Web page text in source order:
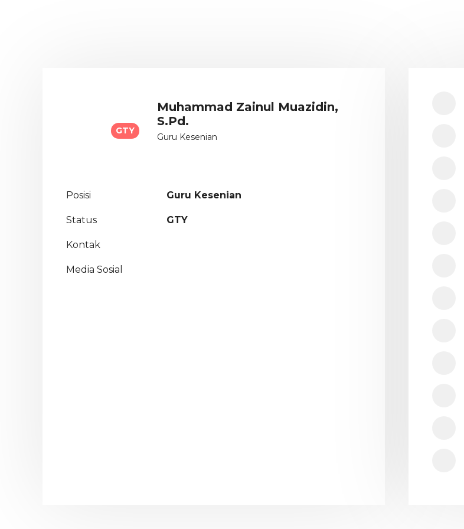
GTY
Muhammad Zainul Muazidin,
S.Pd.
Guru Kesenian
Posisi Guru Kesenian
Status GTY
Kontak
Media Sosial